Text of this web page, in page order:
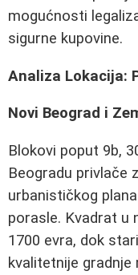
mogućnosti
sigurne kupovine.
Analiza Lokacija:
Novi Beograd i
Blokovi poput 9b,
Beogradu privlače
urbanističkog
porasle. Kvadrat u
1700 evra, dok
kvalitetnije gradnje